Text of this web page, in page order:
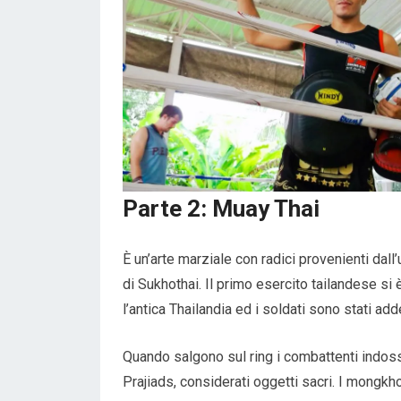
Parte 2: Muay Thai
È un’arte marziale con radici provenienti
di Sukhothai. Il primo esercito tailandese
l’antica Thailandia ed i soldati sono stati
Quando salgono sul ring i combattenti
Prajiads, considerati oggetti sacri. I